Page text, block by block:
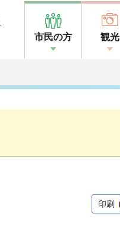
市民の方 観光
印刷